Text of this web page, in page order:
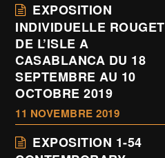
EXPOSITION
INDIVIDUELLE ROUGET
DE L’ISLE A
CASABLANCA DU 18
SEPTEMBRE AU 10
OCTOBRE 2019
11 NOVEMBRE 2019
EXPOSITION 1-54